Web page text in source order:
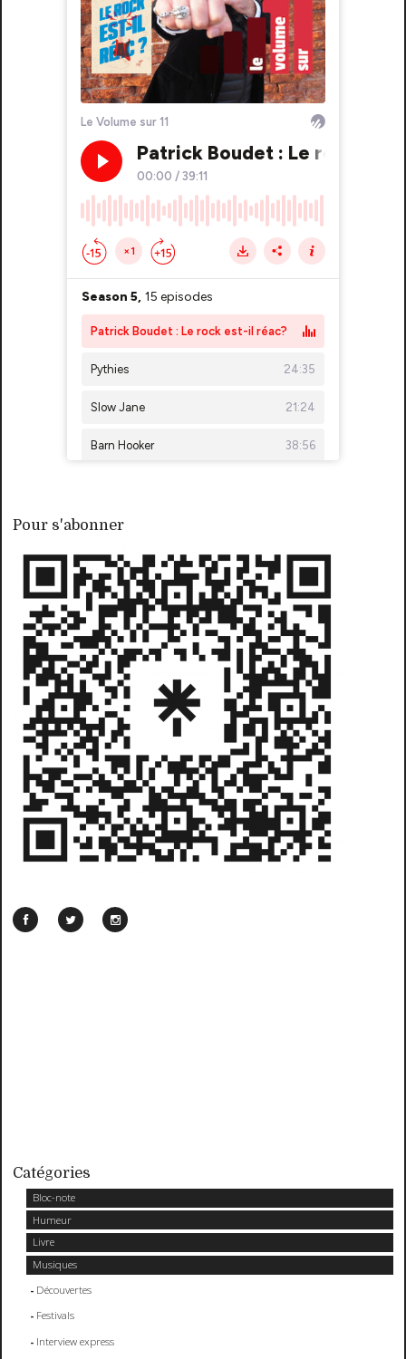
Pour s'abonner
Catégories
Bloc-note
Humeur
Livre
Musiques
Découvertes
Festivals
Interview express